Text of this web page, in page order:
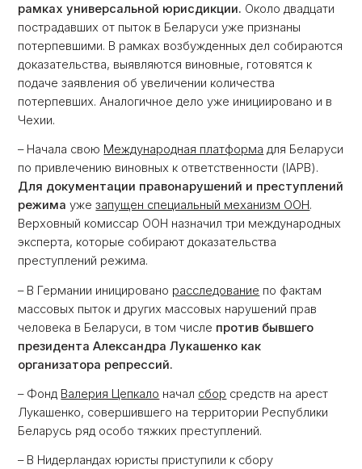
рамках универсальной юрисдикции. Около двадцати
пострадавших от пыток в Беларуси уже признаны
потерпевшими. В рамках возбужденных дел собираются
доказательства, выявляются виновные, готовятся к
подаче заявления об увеличении количества
потерпевших. Аналогичное дело уже инициировано и в
Чехии.
– Начала свою Международная платформа для Беларуси
по привлечению виновных к ответственности (IAPB).
Для документации правонарушений и преступлений
режима ужезапущен специальный механизм ООН.
Верховный комиссар ООН назначил три международных
эксперта, которые собирают доказательства
преступлений режима.
– В Германии иницировано расследование по фактам
массовых пыток и других массовых нарушений прав
человека в Беларуси, в том числе против бывшего
президента Александра Лукашенко как
организатора репрессий.
– Фонд Валерия Цепкало начал сбор средств на арест
Лукашенко, совершившего на территории Республики
Беларусь ряд особо тяжких преступлений.
– В Нидерландах юристы приступили к сбору